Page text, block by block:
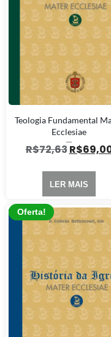
Teologia Fundamental
Ecclesiae
R$72,63R$
LER MAIS
Oferta!